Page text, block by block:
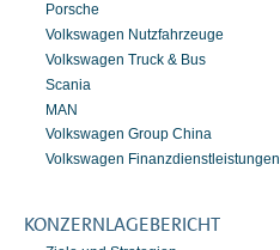
Porsche
Volkswagen Nutzfahrzeuge
Volkswagen Truck & Bus
Scania
MAN
Volkswagen Group China
Volkswagen Finanzdienstleistungen
KONZERNLAGEBERICHT